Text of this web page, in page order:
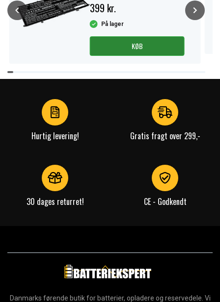
399 kr.
På lager
KØB
Item
1
Hurtig levering! Gratis fragt over 299,-
30 dages returret! CE - Godkendt
Danmarks førende butik for batterier, opladere og reservedele. Vi